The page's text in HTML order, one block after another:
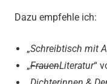
Dazu empfehle ich:
„Schreibtisch mit
„FrauenLiteratur“